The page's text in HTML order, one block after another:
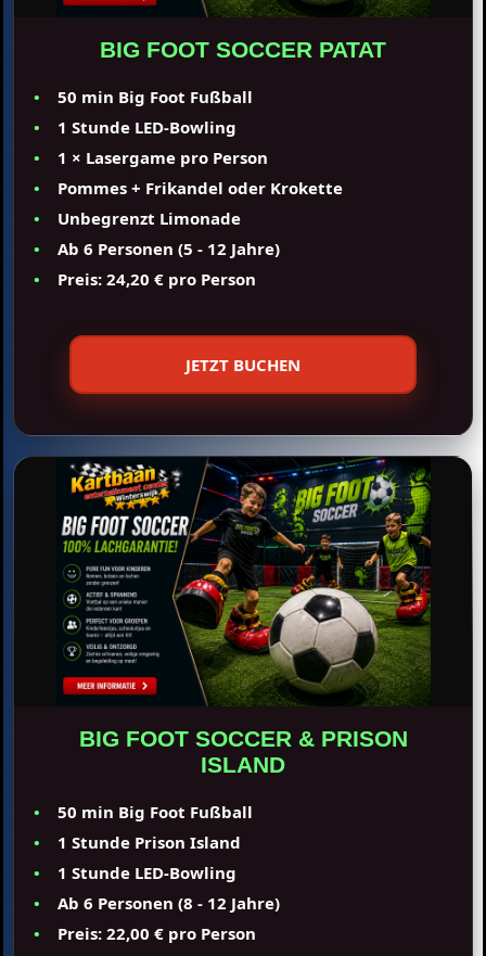
BIG FOOT SOCCER PATAT
50 min Big Foot Fußball
1 Stunde LED-Bowling
1 × Lasergame pro Person
Pommes + Frikandel oder Krokette
Unbegrenzt Limonade
Ab 6 Personen (5 - 12 Jahre)
Preis: 24,20 € pro Person
JETZT BUCHEN
BIG FOOT SOCCER & PRISON
ISLAND
50 min Big Foot Fußball
1 Stunde Prison Island
1 Stunde LED-Bowling
Ab 6 Personen (8 - 12 Jahre)
Preis: 22,00 € pro Person